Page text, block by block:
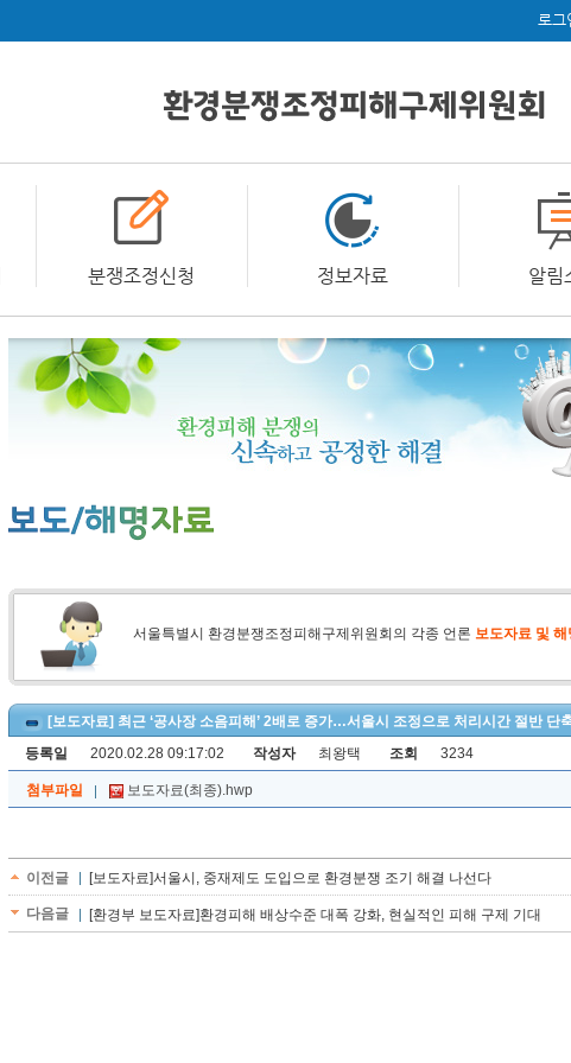
로그
분쟁조정신청 정보자료 알림
서울특별시 환경분쟁조정피해구제위원회의 각종 언론 보도자료 및 해
[보도자료] 최근 ‘공사장 소음피해’ 2배로 증가…서울시 조정으로 처리시간 절반 단
등록일
2020.02.28 09:17:02 작성자 최왕택 조회 3234
첨부파일 보도자료(최종).hwp
이전글 [보도자료]서울시, 중재제도 도입으로 환경분쟁 조기 해결 나선다
다음글 [환경부 보도자료]환경피해 배상수준 대폭 강화, 현실적인 피해 구제 기대